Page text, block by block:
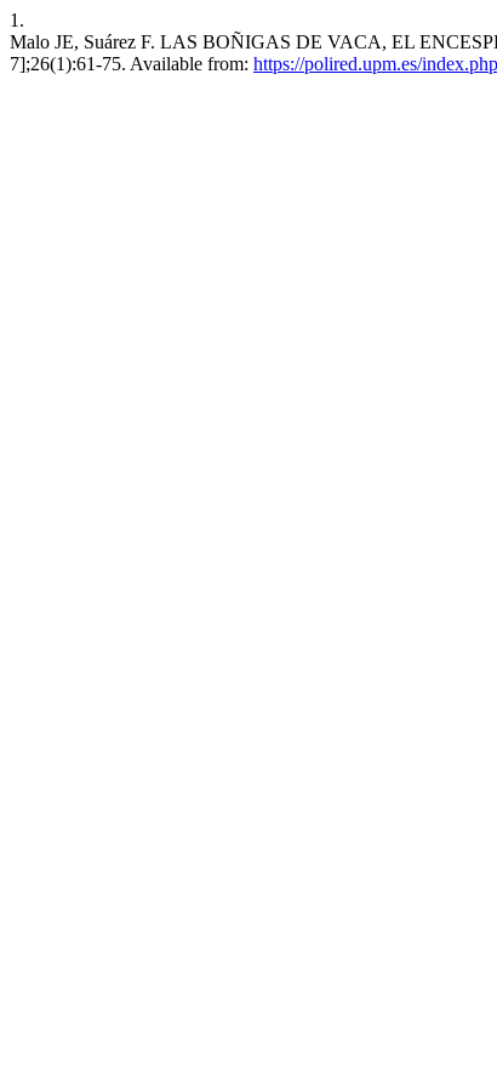
1.
Malo JE, Suárez F. LAS BOÑIGAS DE VACA, EL
7];26(1):61-75. Available from: https://polired.upm.es/